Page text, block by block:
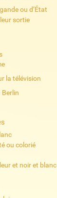
ou d’État
sortie
la télévision
Berlin
ou colorié
et noir et blanc